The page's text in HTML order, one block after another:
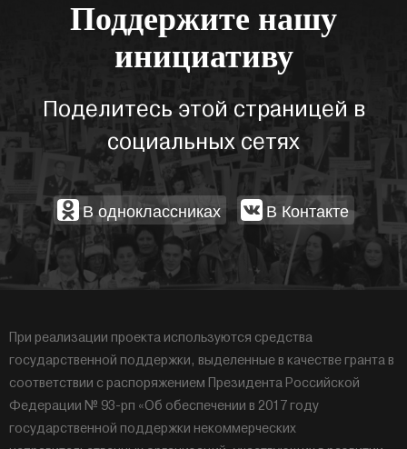
Поддержите нашу
инициативу
Поделитесь этой страницей в
социальных сетях
В одноклассниках В Контакте
При реализации проекта используются средства
государственной поддержки, выделенные в качестве гранта в
соответствии с распоряжением Президента Российской
Федерации № 93-рп «Об обеспечении в 2017 году
государственной поддержки некоммерческих